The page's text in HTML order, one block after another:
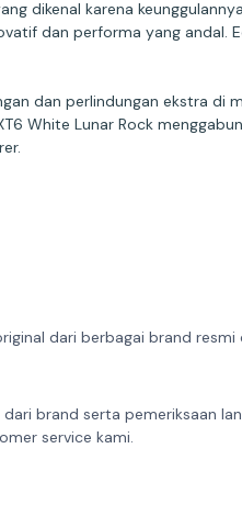
dikenal karena
dan performa yang andal.
dan perlindungan ekstra di
White Lunar Rock
dari berbagai brand
brand serta pemeriksaan
service kami.